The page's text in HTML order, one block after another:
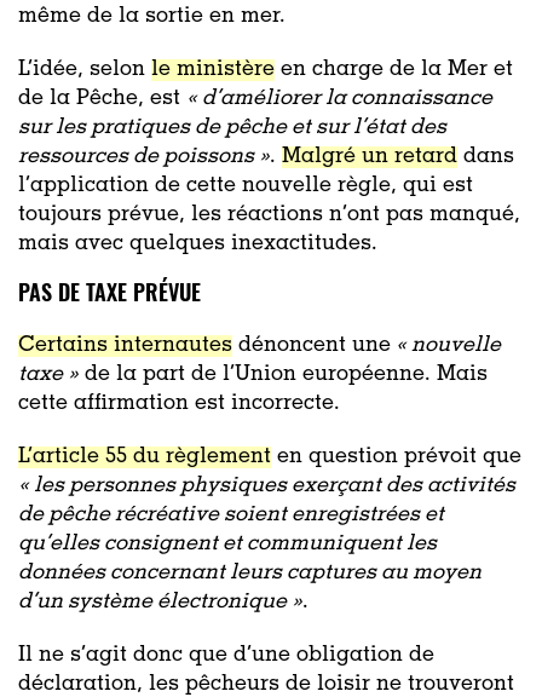
même de la sortie en mer.
L’idée, selon le ministère en charge de la Mer et
de la Pêche, est « d’améliorer la connaissance
sur les pratiques de pêche et sur l’état des
ressources de poissons ». Malgré un retard dans
l’application de cette nouvelle règle, qui est
toujours prévue, les réactions n’ont pas manqué,
mais avec quelques inexactitudes.
PAS DE TAXE PRÉVUE
Certains internautes dénoncent une « nouvelle
taxe » de la part de l’Union européenne. Mais
cette affirmation est incorrecte.
L’article 55 du règlement en question prévoit que
« les personnes physiques exerçant des activités
de pêche récréative soient enregistrées et
qu’elles consignent et communiquent les
données concernant leurs captures au moyen
d’un système électronique ».
Il ne s’agit donc que d’une obligation de
déclaration, les pêcheurs de loisir ne trouveront